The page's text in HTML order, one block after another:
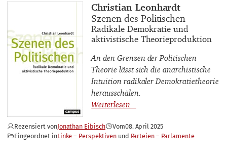
Buchautor_innen
Christian Leonhardt
Buchtitel
Szenen des Politischen
Buchuntertitel
Radikale Demokratie und
aktivistische Theorieproduktion
An den Grenzen der Politischen
Theorie lässt sich die anarchistische
Intuition radikaler Demokratietheorie
herausschälen.
Rezensiert vonJonathan Eibisch Vom08. April 2025
Eingeordnet inLinke – Perspektiven Parteien – Parlamente